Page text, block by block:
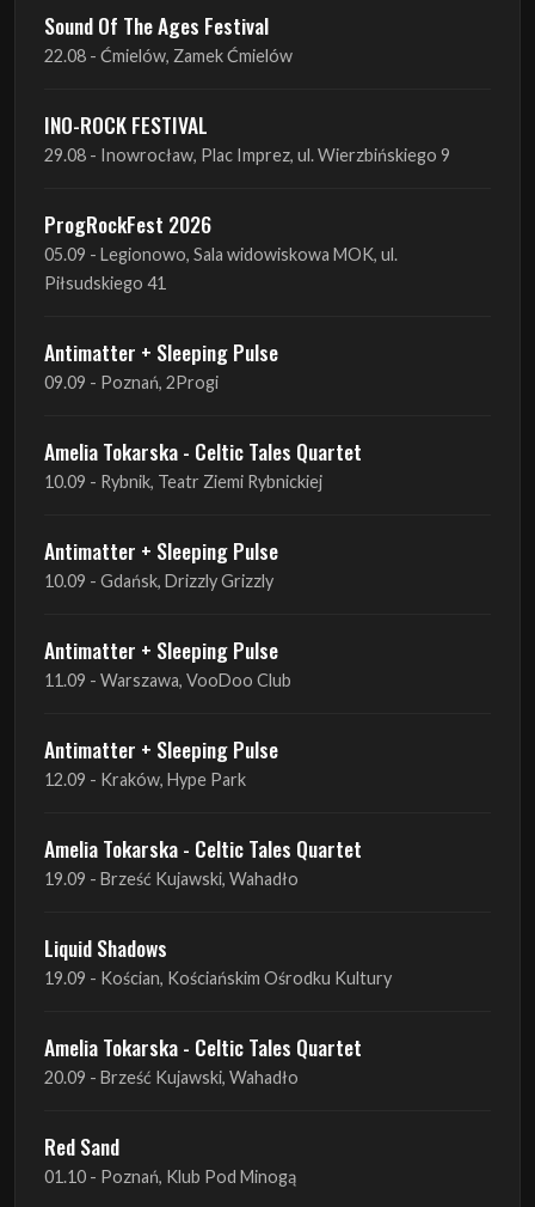
INO-ROCK FESTIVAL
29.08 - Inowrocław, Plac Imprez, ul. Wierzbińskiego 9
ProgRockFest 2026
Antimatter + Sleeping Pulse
09.09 - Poznań, 2Progi
Amelia Tokarska - Celtic Tales Quartet
10.09 - Rybnik, Teatr Ziemi Rybnickiej
Antimatter + Sleeping Pulse
Antimatter + Sleeping Pulse
11.09 - Warszawa, VooDoo Club
Antimatter + Sleeping Pulse
12.09 - Kraków, Hype Park
Amelia Tokarska - Celtic Tales Quartet
19.09 - Brześć Kujawski, Wahadło
Liquid Shadows
19.09 - Kościan, Kościańskim Ośrodku Kultury
Amelia Tokarska - Celtic Tales Quartet
20.09 - Brześć Kujawski, Wahadło
Red Sand
Haken